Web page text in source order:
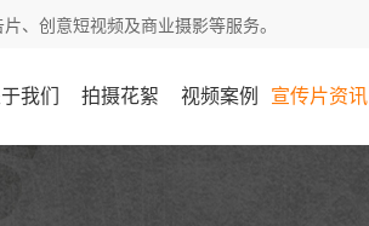
、创意短视频及商业摄影等服务。
我们 拍摄花絮 视频案例 宣传片资讯